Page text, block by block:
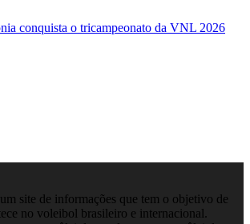
conquista o tricampeonato da VNL 2026
site de informações que tem o objetivo de
no voleibol brasileiro e internacional.